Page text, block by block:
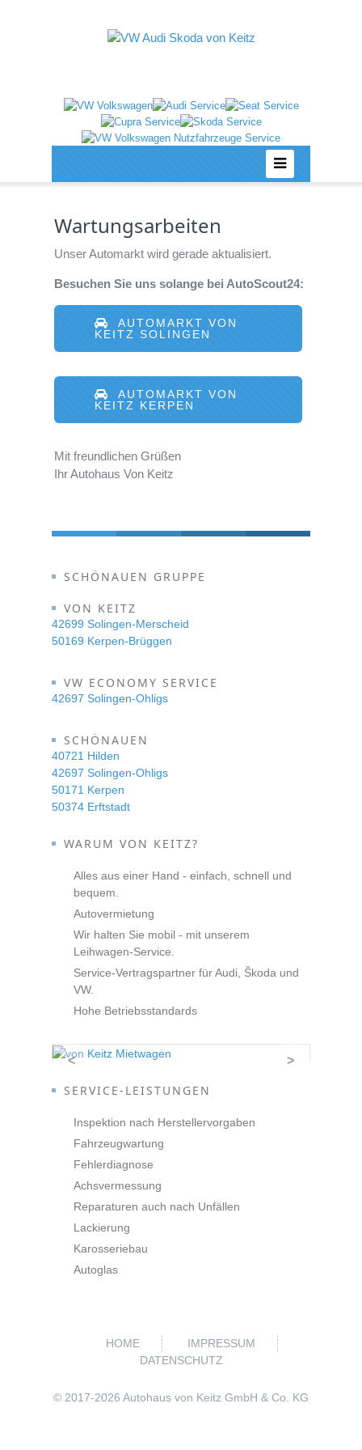
Wartungsarbeiten
Unser Automarkt wird gerade aktualisiert.
Besuchen Sie uns solange bei AutoScout24:
AUTOMARKT VON
KEITZ SOLINGEN
AUTOMARKT VON
KEITZ KERPEN
Mit freundlichen Grüßen
Ihr Autohaus Von Keitz
SCHÖNAUEN GRUPPE
VON KEITZ
42699 Solingen-Merscheid
50169 Kerpen-Brüggen
VW ECONOMY SERVICE
42697 Solingen-Ohligs
SCHÖNAUEN
40721 Hilden
42697 Solingen-Ohligs
50171 Kerpen
50374 Erftstadt
WARUM VON KEITZ?
Alles aus einer Hand - einfach, schnell und
bequem.
Autovermietung
Wir halten Sie mobil - mit unserem
Leihwagen-Service.
Service-Vertragspartner für Audi, Škoda und
VW.
Hohe Betriebsstandards
< >
SERVICE-LEISTUNGEN
Inspektion nach Herstellervorgaben
Fahrzeugwartung
Fehlerdiagnose
Achsvermessung
Reparaturen auch nach Unfällen
Lackierung
Karosseriebau
Autoglas
HOME
IMPRESSUM
DATENSCHUTZ
© 2017-2026 Autohaus von Keitz GmbH & Co. KG